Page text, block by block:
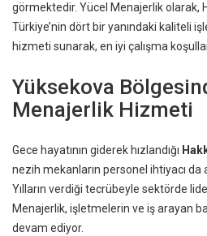
görmektedir. Yücel Menajerlik olarak,
Türkiye’nin dört bir yanındaki kaliteli
hizmeti sunarak, en iyi çalışma
Yüksekova
Menajerlik Hizmeti
Gece hayatının giderek hızlandığı
nezih mekanların personel ihtiyacı da
Yılların verdiği tecrübeyle sektörde
Menajerlik, işletmelerin ve iş arayan
devam ediyor.